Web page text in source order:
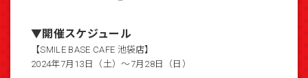
▼開催スケジュール
【SMILE BASE CAFE 池袋店】
2024年7⽉13⽇（⼟）～7⽉28⽇（⽇）